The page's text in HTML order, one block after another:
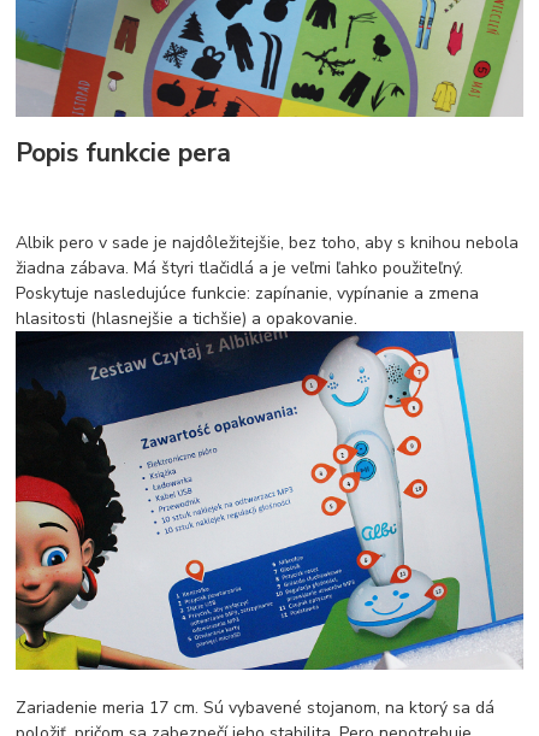
Popis funkcie pera
Albik pero v sade je najdôležitejšie, bez toho, aby s knihou nebola
žiadna zábava. Má štyri tlačidlá a je veľmi ľahko použiteľný.
Poskytuje nasledujúce funkcie: zapínanie, vypínanie a zmena
hlasitosti (hlasnejšie a tichšie) a opakovanie.
Zariadenie meria 17 cm. Sú vybavené stojanom, na ktorý sa dá